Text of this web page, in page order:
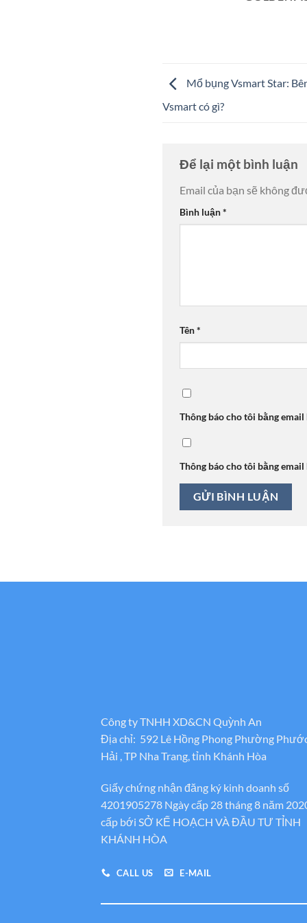
Mổ bụng Vsmart Star:
Vsmart có gì?
Để lại một bình luận
Email của bạn sẽ không
Bình luận*
Tên*
Thông báo cho tôi bằng
Thông báo cho tôi bằng
Công ty TNHH XD&CN Quỳnh An
Địa chỉ: 592 Lê Hồng Phong Phường
Hải , TP Nha Trang, tỉnh Khánh Hòa
Giấy chứng nhận đăng ký kinh doanh số
4201905278 Ngày cấp 28 tháng 8 năm
cấp bới SỞ KẾ HOẠCH VÀ ĐẦU TƯ TỈNH
KHÁNH HÒA
CALL US E-MAIL